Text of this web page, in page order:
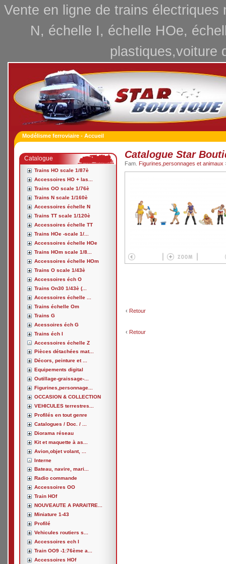
Vente en ligne de trains
N, échelle I, échelle HOe,
plastiques,voiture
Modélisme ferroviaire - Accueil
Catalogue
Trains HO scale 1/87è
Accessoires HO + las...
Trains OO scale 1/76è
Trains N scale 1/160è
Accessoires échelle N
Trains TT scale 1/120è
Accessoires échelle TT
Trains HOe -scale 1/...
Accessoires échelle HOe
Trains HOm scale 1/8...
Accessoires échelle HOm
Trains O scale 1/43è
Accessoires éch O
Trains On30 1/43è (...
Accessoires échelle ...
Trains échelle Om
Trains G
Acessoires éch G
Trains éch I
Accessoires échelle Z
Pièces détachées mat...
Décors, peinture et ...
Equipements digital
Outillage-graissage-...
Figurines,personnage...
OCCASION & COLLECTION
VEHICULES terrestres...
Profilés en tout genre
Catalogues / Doc. / ...
Diorama réseau
Kit et maquette à as...
Avion,objet volant, ...
Interne
Bateau, navire, mari...
Radio commande
Accessoires OO
Train HOf
NOUVEAUTE A PARAITRE...
Miniature 1-43
Profilé
Vehicules routiers s...
Accessoires ech I
Train OO9 -1:76ème a...
Accessoires HOf
Catalogue Star
Fam. Figurines,personnages et animaux
‹ Retour
‹ Retour